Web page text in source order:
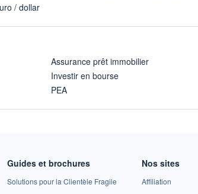
/ dollar
Assurance prêt immobilier
Investir en bourse
PEA
Guides et brochures
Solutions pour la Clientèle Fragile
Nos sites
Affiliation